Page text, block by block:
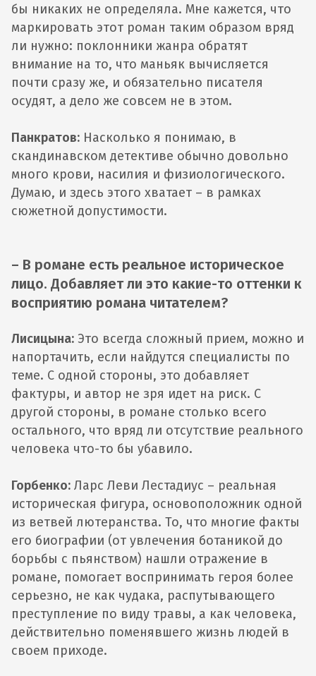
бы никаких не определяла. Мне кажется, что
маркировать этот роман таким образом вряд
ли нужно: поклонники жанра обратят
внимание на то, что маньяк вычисляется
почти сразу же, и обязательно писателя
осудят, а дело же совсем не в этом.
Панкратов: Насколько я понимаю, в
скандинавском детективе обычно довольно
много крови, насилия и физиологического.
Думаю, и здесь этого хватает – в рамках
сюжетной допустимости.
– В романе есть реальное историческое
лицо. Добавляет ли это какие-то оттенки к
восприятию романа читателем?
Лисицына: Это всегда сложный прием, можно и
напортачить, если найдутся специалисты по
теме. С одной стороны, это добавляет
фактуры, и автор не зря идет на риск. С
другой стороны, в романе столько всего
остального, что вряд ли отсутствие реального
человека что-то бы убавило.
Горбенко: Ларс Леви Лестадиус – реальная
историческая фигура, основоположник одной
из ветвей лютеранства. То, что многие факты
его биографии (от увлечения ботаникой до
борьбы с пьянством) нашли отражение в
романе, помогает воспринимать героя более
серьезно, не как чудака, распутывающего
преступление по виду травы, а как человека,
действительно поменявшего жизнь людей в
своем приходе.